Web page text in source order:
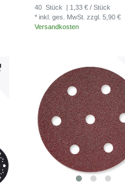
40 Stück
| 1,33 € / Stück
* inkl. ges. MwSt. zzgl. 5,90 €
Versandkosten